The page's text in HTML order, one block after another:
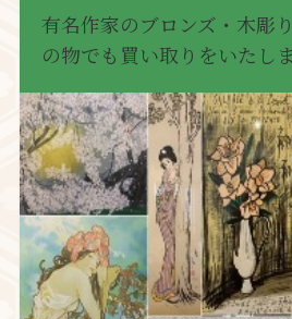
有名作家のブロンズ・木彫
の物でも買い取りをいたしま